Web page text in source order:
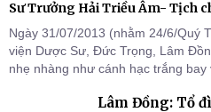
Sư Trưởng Hải Triều Âm- Tịch
Ngày 31/07/2013 (nhằm 24/6/Quý
viện Dược Sư, Đức Trọng, Lâm
nhẹ nhàng như cánh hạc trắng bay
Lâm Đồng: Tổ